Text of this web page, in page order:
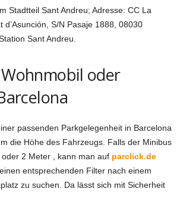
Stadtteil Sant Andreu; Adresse: CC La
d’Asunción, S/N Pasaje 1888, 08030
Sant Andreu.
oder
passenden Parkgelegenheit in Barcelona
die Höhe des Fahrzeugs. Falls der Minibus
2 Meter , kann man auf parclick.de
entsprechenden Filter nach einem
zu suchen. Da lässt sich mit Sicherheit